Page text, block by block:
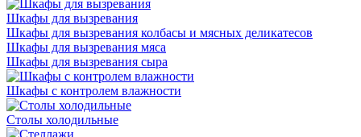
Шкафы для вызревания
Шкафы для вызревания колбасы и мясных деликатесов
Шкафы для вызревания мяса
Шкафы для вызревания сыра
Шкафы с контролем влажности
Столы холодильные